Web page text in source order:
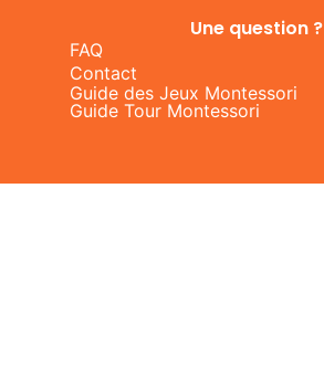
Une question ?
FAQ
Contact
Guide des Jeux Montessori
Guide Tour Montessori